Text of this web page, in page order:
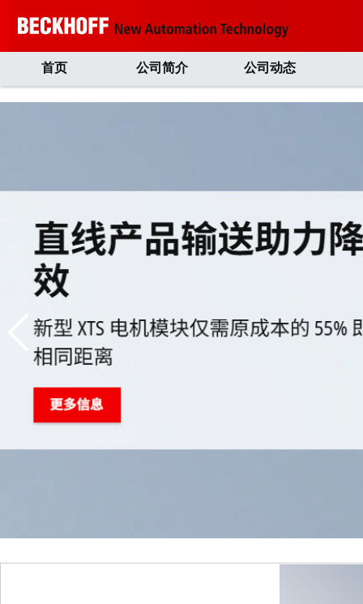
首页 公司简介 公司动态